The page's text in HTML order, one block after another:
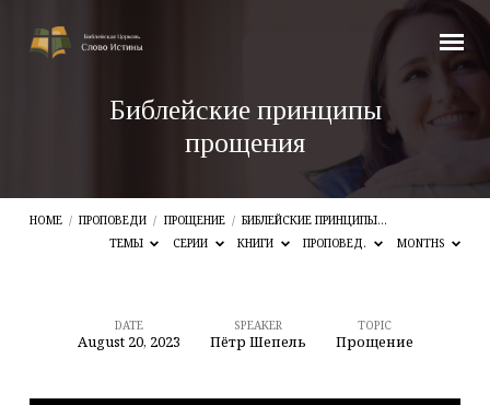
Библейские принципы
прощения
HOME / ПРОПОВЕДИ / ПРОЩЕНИЕ / БИБЛЕЙСКИЕ ПРИНЦИПЫ…
ТЕМЫ
СЕРИИ КНИГИ ПРОПОВЕД. MONTHS
Библейские
DATE
August 20, 2023
SPEAKER
Пётр Шепель
TOPIC
Прощение